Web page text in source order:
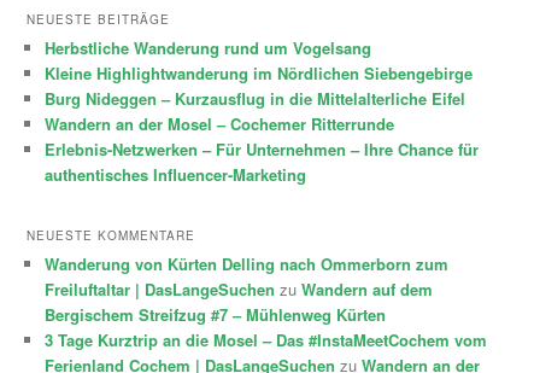
NEUESTE BEITRÄGE
Herbstliche Wanderung rund um Vogelsang
Kleine Highlightwanderung im Nördlichen Siebengebirge
Burg Nideggen – Kurzausflug in die Mittelalterliche Eifel
Wandern an der Mosel – Cochemer Ritterrunde
Erlebnis-Netzwerken – Für Unternehmen – Ihre Chance für
authentisches Influencer-Marketing
NEUESTE KOMMENTARE
Wanderung von Kürten Delling nach Ommerborn zum
Freiluftaltar | DasLangeSuchen zuWandern auf dem
Bergischem Streifzug #7 – Mühlenweg Kürten
3 Tage Kurztrip an die Mosel – Das #InstaMeetCochem vom
Ferienland Cochem | DasLangeSuchen zuWandern an der